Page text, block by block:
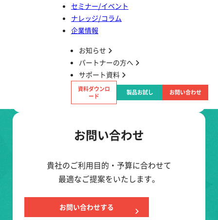
セミナー/イベント
ナレッジ/コラム
企業情報
お知らせ
パートナーの方へ
サポート資料
資料ダウンロ
ード
製品お試し お問い合わせ
今すぐ申し込む
お問い合わせ
貴社のご利用目的・予算に合わせて
最適なご提案をいたします。
お問い合わせする